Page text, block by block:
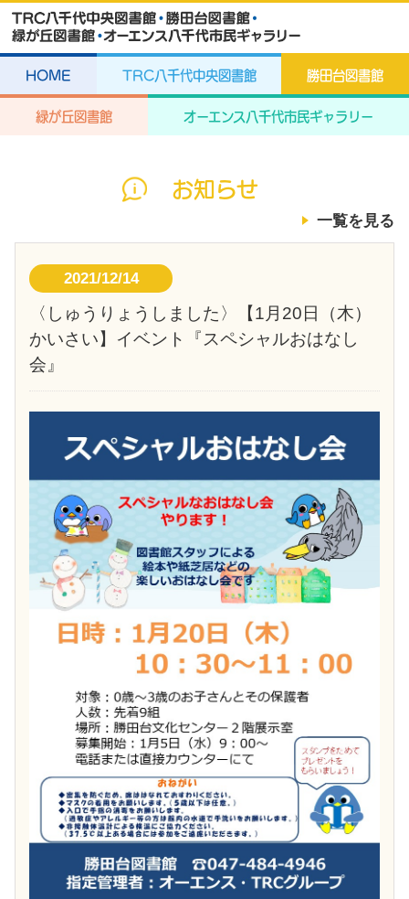
HOME TRC八千代中央図書館 勝田台図書館
緑が丘図書館 オーエンス八千代市民ギャラリー
お知らせ
一覧を見る
2021/12/14
〈しゅうりょうしました〉【1月20日（木）
かいさい】イベント『スペシャルおはなし
会』